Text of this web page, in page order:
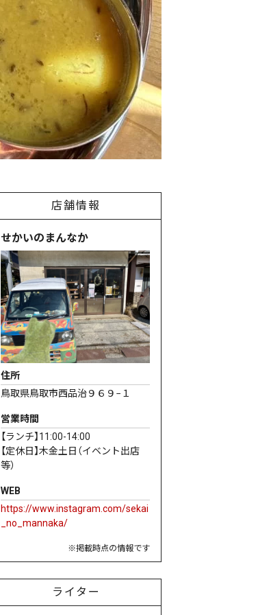
店舗情報
せかいのまんなか
住所
鳥取県鳥取市西品治９６９−１
営業時間
【ランチ】11:00-14:00
【定休日】木金土日（イベント出店
等）
WEB
https://www.instagram.com/sekai
_no_mannaka/
※掲載時点の情報です
ライター